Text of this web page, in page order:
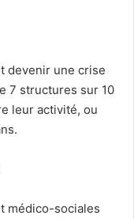
devenir une crise
7 structures sur 10
leur activité, ou
médico-sociales